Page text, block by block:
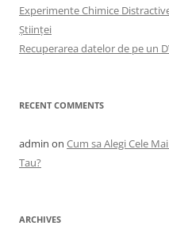
Experimente Chimice
Științei
Recuperarea datelor de pe un
RECENT COMMENTS
admin on Cum sa Alegi Cele
Tau?
ARCHIVES